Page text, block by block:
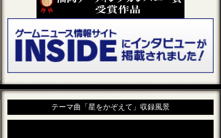
テーマ曲「星をかぞえて」収録風景